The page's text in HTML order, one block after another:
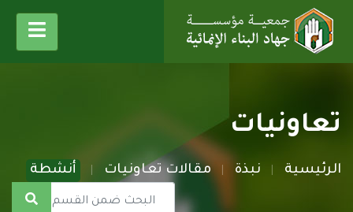
تعاونيات
الرئيسية نبذة مقالات تعاونيات أنشطة